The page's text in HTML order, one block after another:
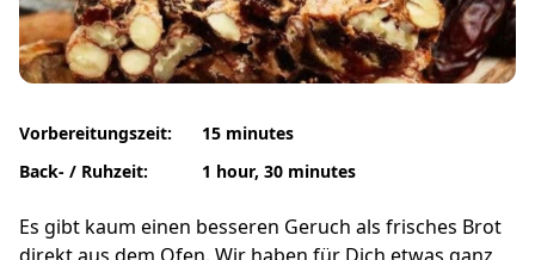
Vorbereitungszeit:
Back- / Ruhzeit:
15 minutes
1 hour, 30 minutes
Es gibt kaum einen besseren Geruch als frisches Brot